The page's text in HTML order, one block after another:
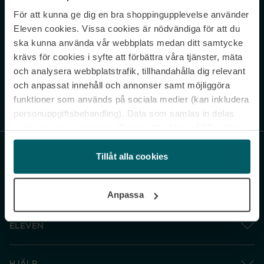
För att kunna ge dig en bra shoppingupplevelse använder
Eleven cookies. Vissa cookies är nödvändiga för att du
ska kunna använda vår webbplats medan ditt samtycke
krävs för cookies i syfte att förbättra våra tjänster, mäta
och analysera webbplatstrafik, tillhandahålla dig relevant
och anpassat innehåll och annonser samt möjliggöra
funktioner som används på sociala medier (kan inkludera
personuppgiftsbehandling). Data som samlas in delas
och gå vidare” accepterar du samtliga cookies medan du
under ”Inställningar” kan anpassa användningen av
cookies. Du kan återkalla ditt samtycke när som helst.
Tillåt alla cookies
Anpassa
Never miss a beat.
Sign up to our newsletter.
Genom att prenumerera accepterar du vår Integritetspolicy. Avprenumerera
ELEVEN